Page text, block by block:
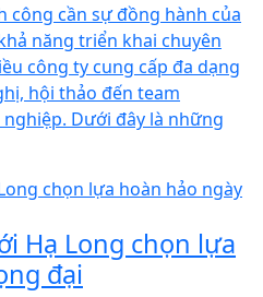
công cần sự đồng hành của
năng triển khai chuyên
công ty cung cấp đa dạng
hội thảo đến team
Dưới đây là những
Hạ Long chọn lựa
đại